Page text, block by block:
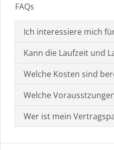
FAQs
Ich interessiere mich
Kann die Laufzeit und
Welche Kosten sind
Welche
Wer ist mein